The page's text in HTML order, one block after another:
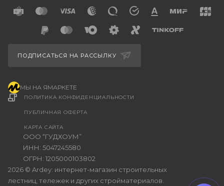
2026 © Ardey: интернет-магазин строительных
лестниц, тележек и других стройматериалов.
ООО “ГУДХОУМ”
ИНН: 5047245580
ОГРН: 1205000103802
ПОЛИТИКА КОНФИДЕНЦИАЛЬНОСТИ
ПУБЛИЧНАЯ ОФЕРТА
КАРТА САЙТА
ПОДПИСАТЬСЯ НА РАССЫЛКУ
МЫ НА ЯМАРКЕТЕ